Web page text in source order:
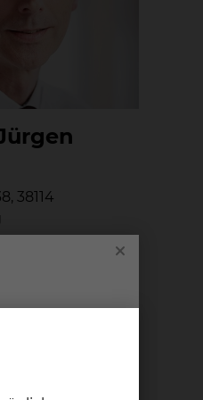
38114